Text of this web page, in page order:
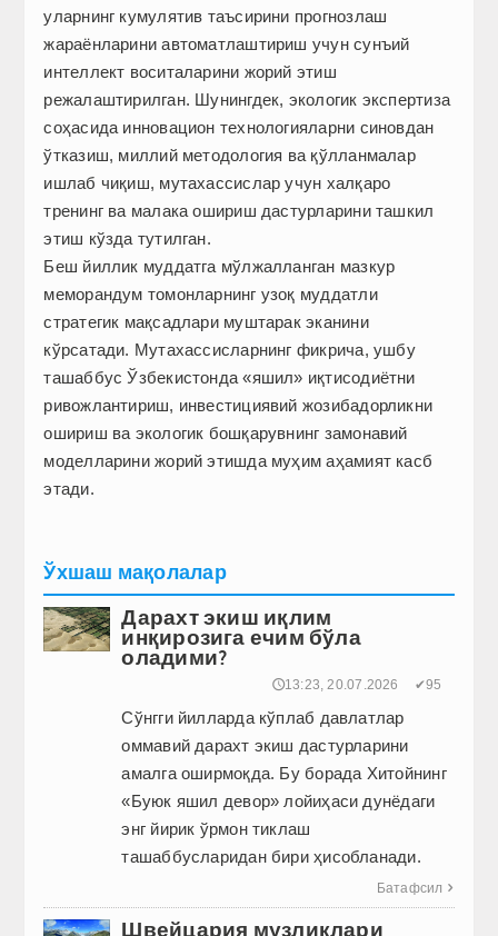
уларнинг кумулятив таъсирини прогнозлаш
жараёнларини автоматлаштириш учун сунъий
интеллект воситаларини жорий этиш
режалаштирилган. Шунингдек, экологик экспертиза
соҳасида инновацион технологияларни синовдан
ўтказиш, миллий методология ва қўлланмалар
ишлаб чиқиш, мутахассислар учун халқаро
тренинг ва малака ошириш дастурларини ташкил
этиш кўзда тутилган.
Беш йиллик муддатга мўлжалланган мазкур
меморандум томонларнинг узоқ муддатли
стратегик мақсадлари муштарак эканини
кўрсатади. Мутахассисларнинг фикрича, ушбу
ташаббус Ўзбекистонда «яшил» иқтисодиётни
ривожлантириш, инвестициявий жозибадорликни
ошириш ва экологик бошқарувнинг замонавий
моделларини жорий этишда муҳим аҳамият касб
этади.
Ўхшаш мақолалар
Дарахт экиш иқлим
инқирозига ечим бўла
оладими?
🕔13:23, 20.07.2026 ✔95
Сўнгги йилларда кўплаб давлатлар
оммавий дарахт экиш дастурларини
амалга оширмоқда. Бу борада Хитойнинг
«Буюк яшил девор» лойиҳаси дунёдаги
энг йирик ўрмон тиклаш
ташаббусларидан бири ҳисобланади.
Батафсил 
Швейцария музликлари